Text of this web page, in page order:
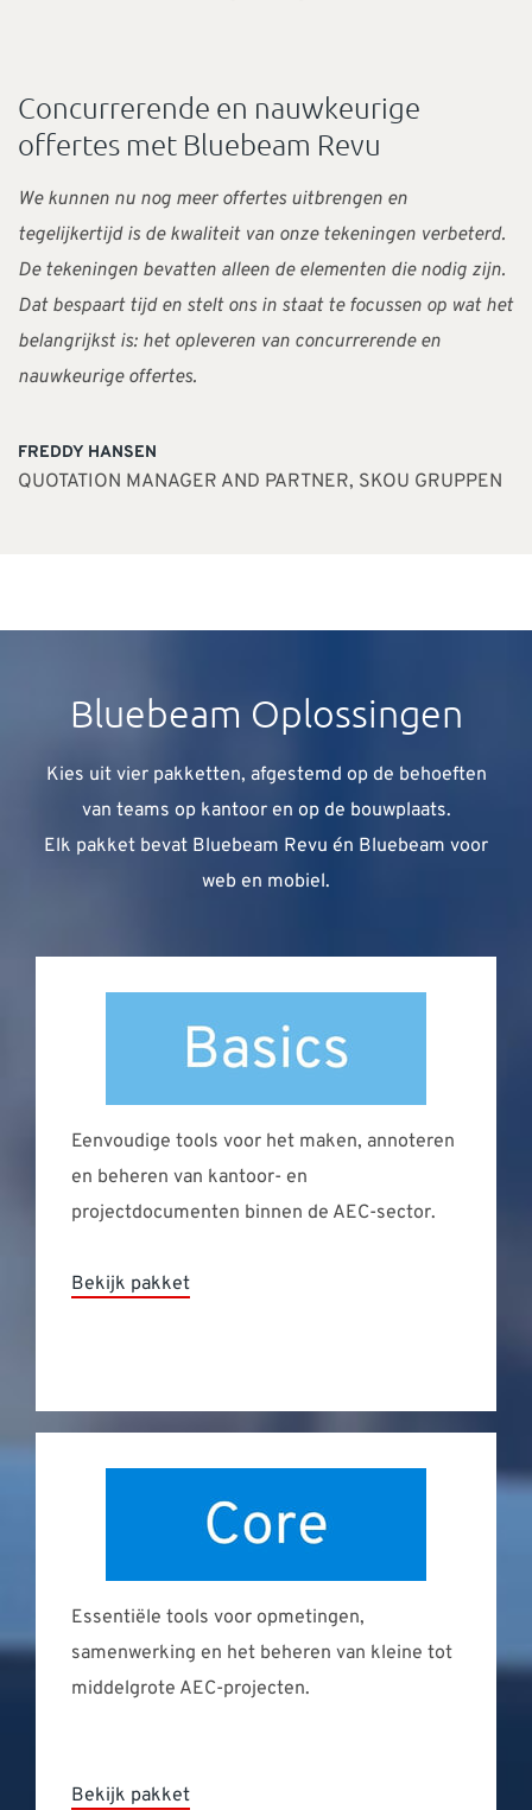
Concurrerende en nauwkeurige
offertes met Bluebeam Revu
We kunnen nu nog meer offertes uitbrengen en
tegelijkertijd is de kwaliteit van onze tekeningen verbeterd.
De tekeningen bevatten alleen de elementen die nodig zijn.
Dat bespaart tijd en stelt ons in staat te focussen op wat het
belangrijkst is: het opleveren van concurrerende en
nauwkeurige offertes.
FREDDY HANSEN
QUOTATION MANAGER AND PARTNER, SKOU GRUPPEN
Bluebeam Oplossingen
Kies uit vier pakketten, afgestemd op de behoeften
van teams op kantoor en op de bouwplaats.
Elk pakket bevat Bluebeam Revu én Bluebeam voor
web en mobiel.
Eenvoudige tools voor het maken, annoteren
en beheren van kantoor- en
projectdocumenten binnen de AEC-sector.
Bekijk pakket
Essentiële tools voor opmetingen,
samenwerking en het beheren van kleine tot
middelgrote AEC-projecten.
Bekijk pakket